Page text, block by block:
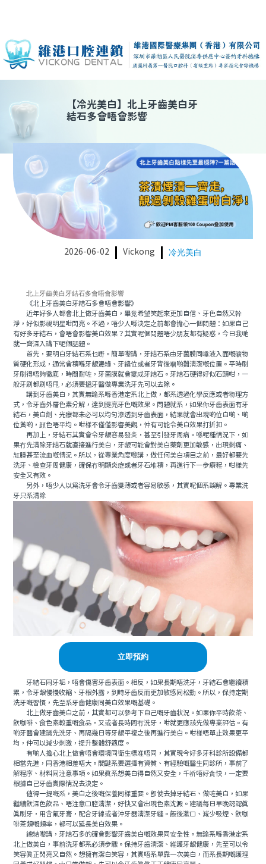
【冷光美白】 北上牙齒美白牙
結石多會唔會影響
2026-06-02 Vickong 冷光美白
北上牙齒美白牙結石多會唔會影響
《北上牙齒美白牙結石多會唔會影響》
近年好多人都會北上做牙齒美白，畢竟希望笑起來更加自信、牙色自然又幹
淨，好似影視明星咁閃亮。不過，唔少人喺決定之前都會擔心一個問題：如果自己
有好多牙結石，會唔會影響美白效果？其實呢個問題唔少朋友都有疑惑，今日我哋
就一齊深入講下呢個話題。
首先，要明白牙結石系乜嘢。簡單嚟講，牙結石系由牙菌膜同唾液入面嘅礦物
質硬化形成，通常會積喺牙龈邊緣、牙縫位或者牙背後嗰啲難清潔嘅位置。平時刷
牙刷得唔夠徹底，時間耐咗，牙菌膜就會變成牙結石。牙結石硬得好似石頭咁，一
般牙刷都刷唔甩，必須要搵牙醫做專業洗牙先可以去除。
講到牙齒美白，其實無論系喺香港定系北上做，都系透過化學反應或者物理方
式，令牙齒外層色素分解，達到提亮牙色嘅效果。問題就系，如果你牙齒表面有牙
結石，美白劑、光療都未必可以均勻滲透到牙齒表面，結果就會出現啲位白啲、啲
位黃啲，顔色唔平均。咁樣不僅僅影響美觀，仲有可能令美白效果打折扣。
再加上，牙結石其實會令牙龈容易發炎，甚至引發牙周病。喺呢種情況下，如
果冇先清除牙結石就直接進行美白，牙龈可能會對美白藥劑更加敏感，出現刺痛、
紅腫甚至流血嘅情況。所以，從專業角度嚟講，做任何美白項目之前，最好都要先
洗牙、檢查牙周健康，確保冇明顯炎症或者牙石堆積，再進行下一步療程，咁樣先
安全又有效。
另外，唔少人以爲洗牙會令牙齒變薄或者容易敏感，其實呢個系誤解。專業洗
牙只系清除
立即預約
牙結石同牙垢，唔會傷害牙齒表面。相反，如果長期唔洗牙，牙結石會繼續積
累，令牙龈慢慢收縮、牙根外露，到時牙齒反而更加敏感同松動。所以，保持定期
洗牙嘅習慣，先至系牙齒健康同美白效果嘅基礎。
北上做牙齒美白之前，其實都可以參考下自己嘅牙齒狀況。如果你平時飲茶、
飲咖啡、食色素較重嘅食品，又或者長時間冇洗牙，咁就更應該先做專業評估。有
啲牙醫會建議先洗牙、再隔幾日等牙龈平複之後再進行美白。咁樣唔單止效果更平
均，仲可以減少刺激，提升整體舒適度。
有啲人擔心北上做會唔會環境同衛生標准唔同，其實現今好多牙科診所設備都
相當先進，同香港相差唔大。關鍵系要選擇有資質、有經驗嘅醫生同診所，事前了
解程序、材料同注意事項。如果真系想美白得自然又安全，千祈唔好貪快，一定要
根據自己牙齒實際情況去決定。
值得一提嘅系，美白之後嘅保養同樣重要。即使去掉牙結石、做咗美白，如果
繼續飲深色飲品、唔注意口腔清潔，好快又會出現色素沈澱。建議每日早晚認認真
真刷牙，用含氟牙膏，配合牙線或者沖牙器清潔牙縫。飯後漱口、減少吸煙、飲咖
啡茶類嘅頻率，都可以延長美白效果。
總結嚟講，牙結石多的確會影響牙齒美白嘅效果同安全性。無論系喺香港定系
北上做美白，事前洗牙都系必須步驟。保持牙齒清潔、維護牙龈健康，先至可以令
笑容真正閃亮又自然。想擁有潔白笑容，其實唔系單靠一次美白，而系長期嘅護理